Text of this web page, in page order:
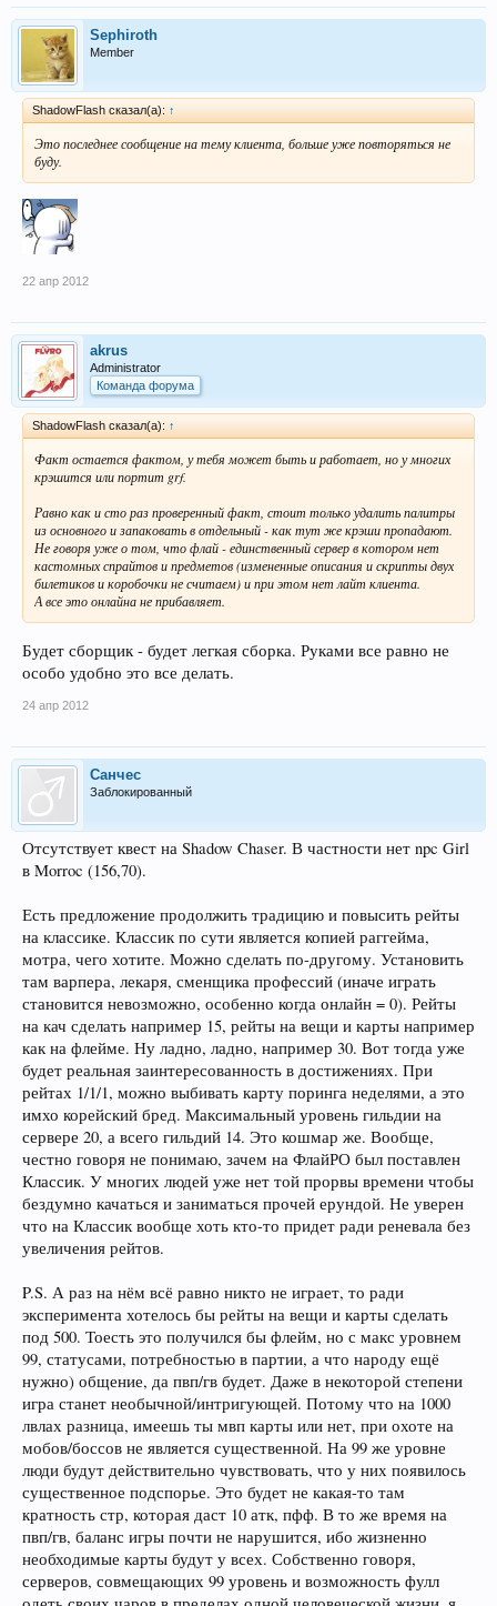
Sephiroth
Member
ShadowFlash сказал(а): ↑
Это последнее сообщение на тему клиента, больше уже повторяться не
буду.
22 апр 2012
akrus
Administrator
Команда форума
ShadowFlash сказал(а): ↑
Факт остается фактом, у тебя может быть и работает, но у многих
крэшится или портит grf.
Равно как и сто раз проверенный факт, стоит только удалить палитры
из основного и запаковать в отдельный - как тут же крэши пропадают.
Не говоря уже о том, что флай - единственный сервер в котором нет
кастомных спрайтов и предметов (измененные описания и скрипты двух
билетиков и коробочки не считаем) и при этом нет лайт клиента.
А все это онлайна не прибавляет.
Будет сборщик - будет легкая сборка. Руками все равно не
особо удобно это все делать.
24 апр 2012
Санчес
Заблокированный
Отсутствует квест на Shadow Chaser. В частности нет npc Girl
в Morroc (156,70).
Есть предложение продолжить традицию и повысить рейты
на классике. Классик по сути является копией раггейма,
мотра, чего хотите. Можно сделать по-другому. Установить
там варпера, лекаря, сменщика профессий (иначе играть
становится невозможно, особенно когда онлайн = 0). Рейты
на кач сделать например 15, рейты на вещи и карты например
как на флейме. Ну ладно, ладно, например 30. Вот тогда уже
будет реальная заинтересованность в достижениях. При
рейтах 1/1/1, можно выбивать карту поринга неделями, а это
имхо корейский бред. Максимальный уровень гильдии на
сервере 20, а всего гильдий 14. Это кошмар же. Вообще,
честно говоря не понимаю, зачем на ФлайРО был поставлен
Классик. У многих людей уже нет той прорвы времени чтобы
бездумно качаться и заниматься прочей ерундой. Не уверен
что на Классик вообще хоть кто-то придет ради реневала без
увеличения рейтов.
P.S. А раз на нём всё равно никто не играет, то ради
эксперимента хотелось бы рейты на вещи и карты сделать
под 500. Тоесть это получился бы флейм, но с макс уровнем
99, статусами, потребностью в партии, а что народу ещё
нужно) общение, да пвп/гв будет. Даже в некоторой степени
игра станет необычной/интригующей. Потому что на 1000
лвлах разница, имеешь ты мвп карты или нет, при охоте на
мобов/боссов не является существенной. На 99 же уровне
люди будут действительно чувствовать, что у них появилось
существенное подспорье. Это будет не какая-то там
кратность стр, которая даст 10 атк, пфф. В то же время на
пвп/гв, баланс игры почти не нарушится, ибо жизненно
необходимые карты будут у всех. Собственно говоря,
серверов, совмещающих 99 уровень и возможность фулл